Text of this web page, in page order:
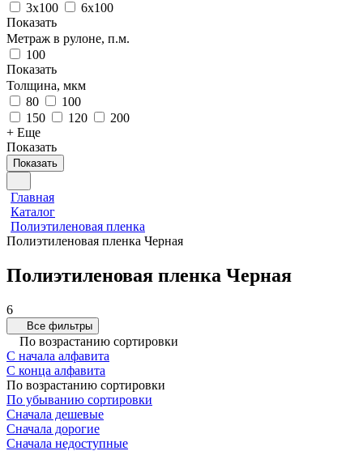
3х100
6х100
Показать
Метраж в рулоне, п.м.
100
Показать
Толщина, мкм
80
100
150
120
200
+ Еще
Показать
Показать
Главная
Каталог
Полиэтиленовая пленка
Полиэтиленовая пленка Черная
Полиэтиленовая пленка Черная
6
Все фильтры
По возрастанию сортировки
С начала алфавита
С конца алфавита
По возрастанию сортировки
По убыванию сортировки
Сначала дешевые
Сначала дорогие
Сначала недоступные